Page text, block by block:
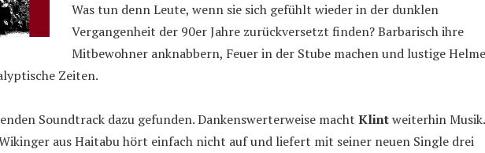
Was tun denn Leute, wenn sie sich gefühlt wieder in der dunklen
Vergangenheit der 90er Jahre zurückversetzt finden? Barbarisch ihre
Mitbewohner anknabbern, Feuer in der Stube machen und lustige Helme
Zeiten.
Soundtrack dazu gefunden. Dankenswerterweise macht Klintweiterhin Musik.
aus Haitabu hört einfach nicht auf und liefert mit seiner neuen Single drei